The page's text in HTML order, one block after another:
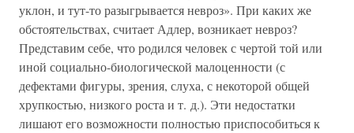
уклон, и тут-то разыгрывается невроз». При каких же
обстоятельствах, считает Адлер, возникает невроз?
Представим себе, что родился человек с чертой той или
иной социально-биологической малоценности (с
дефектами фигуры, зрения, слуха, с некоторой общей
хрупкостью, низкого роста и т. д.). Эти недостатки
лишают его возможности полностью приспособиться к